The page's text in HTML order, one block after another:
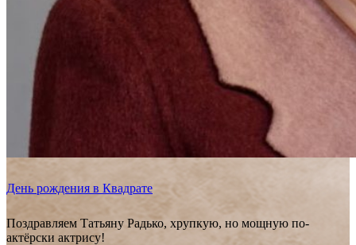
День рождения в Квадрате
Поздравляем Татьяну Радько, хрупкую, но мощную по-
актёрски актрису!